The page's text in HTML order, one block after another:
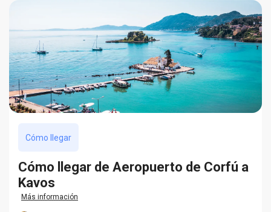
Cómo llegar
Cómo llegar de Aeropuerto de Corfú a
Kavos
Más información